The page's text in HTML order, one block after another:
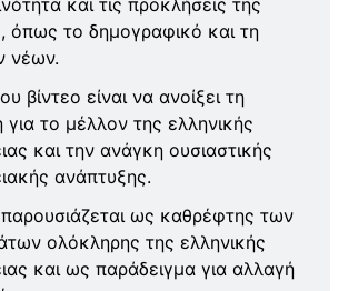
όπως το δημογραφικό και τη
νέων.
βίντεο είναι να ανοίξει τη
για το μέλλον της ελληνικής
και την ανάγκη ουσιαστικής
ανάπτυξης.
ως καθρέφτης των
ολόκληρης της ελληνικής
και ως παράδειγμα για αλλαγή